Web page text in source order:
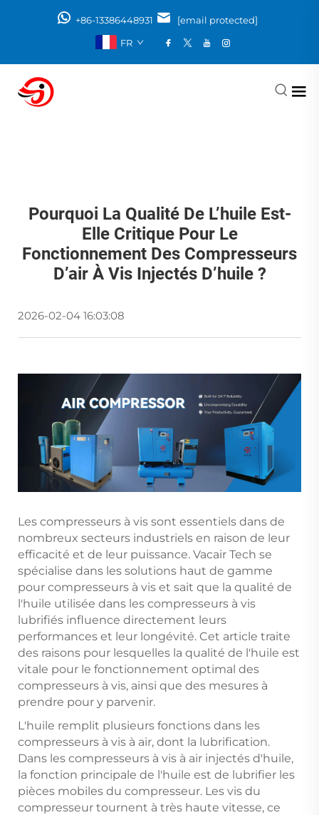
+86-13386448931
[email protected]
FR
Pourquoi La Qualité De L’huile Est-
Elle Critique Pour Le
Fonctionnement Des Compresseurs
D’air À Vis Injectés D’huile ?
2026-02-04 16:03:08
Les compresseurs à vis sont essentiels dans de
nombreux secteurs industriels en raison de leur
efficacité et de leur puissance. Vacair Tech se
spécialise dans les solutions haut de gamme
pour compresseurs à vis et sait que la qualité de
l'huile utilisée dans les compresseurs à vis
lubrifiés influence directement leurs
performances et leur longévité. Cet article traite
des raisons pour lesquelles la qualité de l'huile est
vitale pour le fonctionnement optimal des
compresseurs à vis, ainsi que des mesures à
prendre pour y parvenir.
L'huile remplit plusieurs fonctions dans les
compresseurs à vis à air, dont la lubrification.
Dans les compresseurs à vis à air injectés d'huile,
la fonction principale de l'huile est de lubrifier les
pièces mobiles du compresseur. Les vis du
compresseur tournent à très haute vitesse, ce